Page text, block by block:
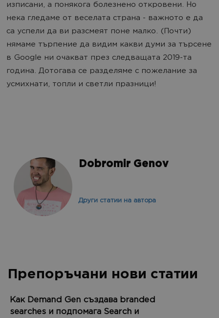
изписани, а понякога болезнено откровени. Но
нека гледаме от веселата страна - важното е да
са успели да ви разсмеят поне малко. (Почти)
нямаме търпение да видим какви думи за търсене
в Google ни очакват през следващата 2019-та
година. Дотогава се разделяме с пожелание за
усмихнати, топли и светли празници!
Dobromir Genov
Други статии на автора
Препоръчани нови статии
Как Demand Gen създава branded
searches и подпомага Search и